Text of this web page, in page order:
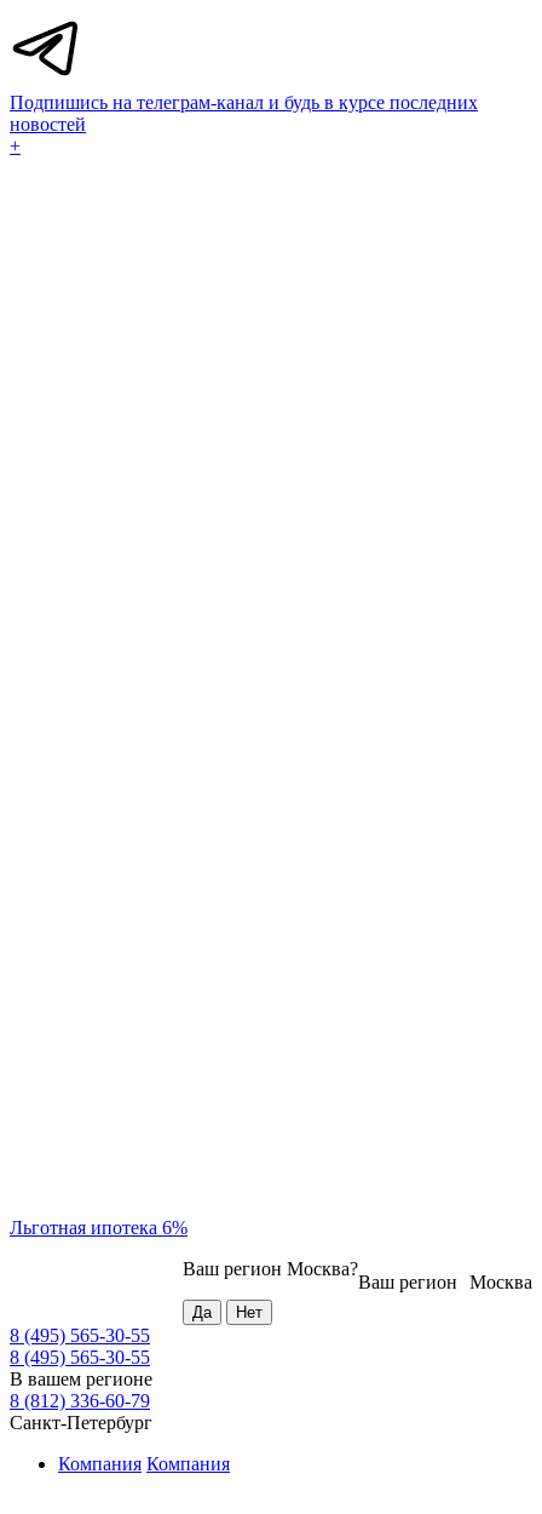
Подпишись на телеграм-канал и будь в курсе последних
новостей
+
Льготная ипотека 6%
Москва
Ваш регион
Ваш регион Москва?
8 (495) 565-30-55
8 (495) 565-30-55
В вашем регионе
8 (812) 336-60-79
Санкт-Петербург
Компания Компания